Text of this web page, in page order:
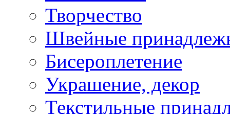
Творчество
Швейные
Бисероплетение
Украшение, декор
Текстильные